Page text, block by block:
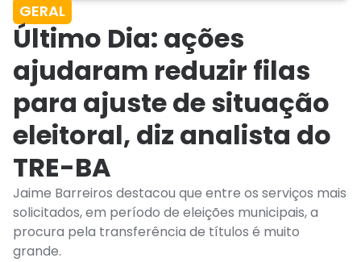
GERAL
Último Dia: ações
ajudaram reduzir filas
para ajuste de situação
eleitoral, diz analista do
TRE-BA
Jaime Barreiros destacou que entre os serviços mais
solicitados, em período de eleições municipais, a
procura pela transferência de títulos é muito
grande.